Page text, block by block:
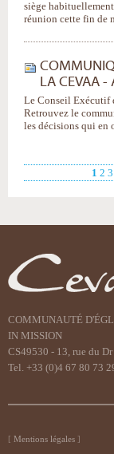
siège
réunion cette fin de
LA CEVAA -
Le Conseil Exécutif
Retrouvez le
les décisions qui en
1 2 3
COMMUNAUTÉ
IN MISSION
CS49530 - 13, rue du
Tel. +33 (0)4 67 80 73
Mentions légales